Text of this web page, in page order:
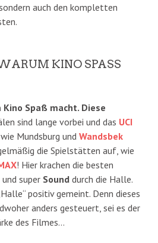
auch den kompletten
KINO SPASS M
Kino Spaß macht. Diese
sind lange vorbei und das UCI
wie Mundsburg und Wandsbek
die Spielstätten auf, wie
! Hier krachen die besten
super Sound durch die Halle.
positiv gemeint. Denn dieses
anders gesteuert, sei es der
des Filmes…